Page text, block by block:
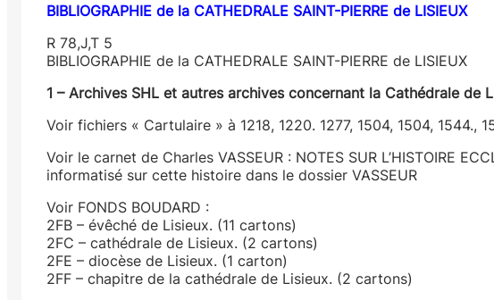
BIBLIOGRAPHIE de la CATHEDRALE SAINT-PIERRE de LISIEUX
R 78,J,T 5
BIBLIOGRAPHIE de la CATHEDRALE SAINT-PIERRE de LISIEUX
1 – Archives SHL et autres archives concernant la Cathédrale de
Voir fichiers « Cartulaire » à 1218, 1220. 1277, 1504, 1504, 1544.,
Voir le carnet de Charles VASSEUR : NOTES SUR L’HISTOIRE
informatisé sur cette histoire dans le dossier VASSEUR
Voir FONDS BOUDARD :
2FB – évêché de Lisieux. (11 cartons)
2FC – cathédrale de Lisieux. (2 cartons)
2FE – diocèse de Lisieux. (1 carton)
2FF – chapitre de la cathédrale de Lisieux. (2 cartons)